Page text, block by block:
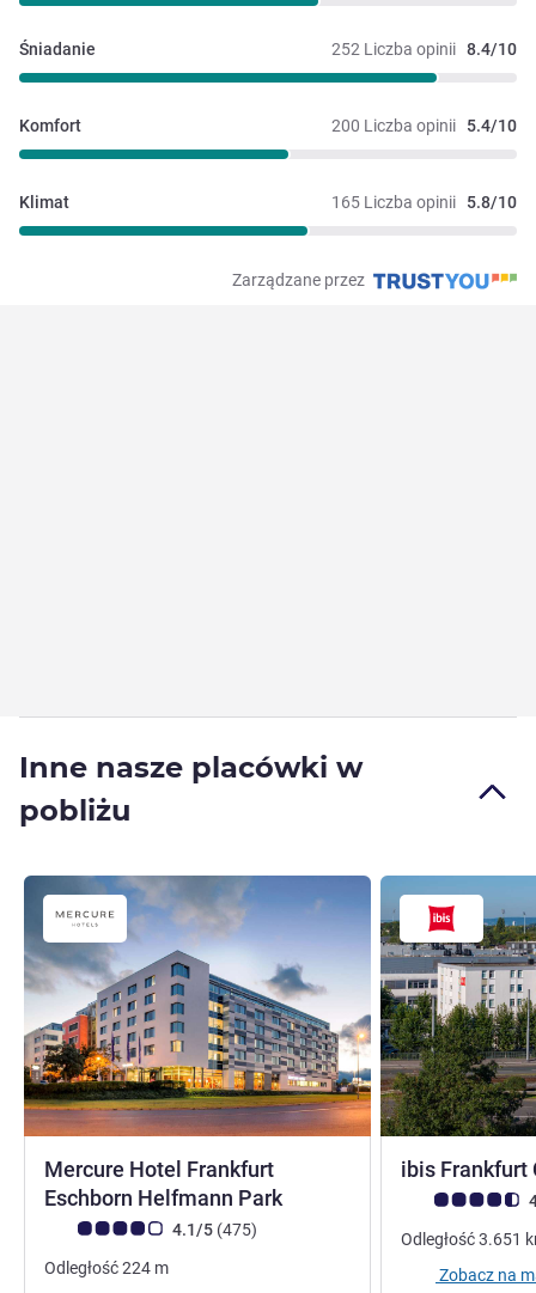
252 Liczba opinii 8.4/10
Śniadanie
200 Liczba opinii 5.4/10
Komfort
165 Liczba opinii 5.8/10
Klimat
Zarządzane przez
Inne nasze placówki w
pobliżu
Mercure Hotel Frankfurt
Eschborn Helfmann Park
Ocena klientów (Ocena ALL)
4.1/5 (475Liczba opinii
)
Odległość224 m
ibis Frankfurt
Ocena klientów
Odległość3.651
Zobacz na